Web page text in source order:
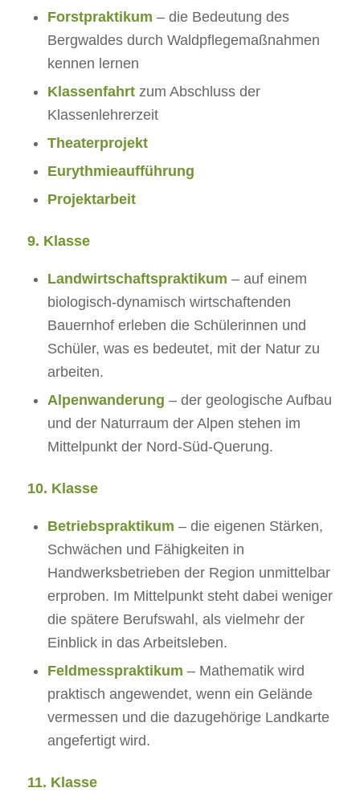
Forstpraktikum – die Bedeutung des
Bergwaldes durch Waldpflegemaßnahmen
kennen lernen
Klassenfahrtzum Abschluss der
Klassenlehrerzeit​
Theaterprojekt​
Eurythmieaufführung
Projektarbeit
9. Klasse
Landwirtschaftspraktikum – auf einem
biologisch-dynamisch wirtschaftenden
Bauernhof erleben die Schülerinnen und
Schüler, was es bedeutet, mit der Natur zu
arbeiten.
Alpenwanderung – der geologische Aufbau
und der Naturraum der Alpen stehen im
Mittelpunkt der Nord-Süd-Querung.
10. Klasse
Betriebspraktikum – die eigenen Stärken,
Schwächen und Fähigkeiten in
Handwerksbetrieben der Region unmittelbar
erproben. Im Mittelpunkt steht dabei weniger
die spätere Berufswahl, als vielmehr der
Einblick in das Arbeitsleben.
Feldmesspraktikum – Mathematik wird
praktisch angewendet, wenn ein Gelände
vermessen und die dazugehörige Landkarte
angefertigt wird.
11. Klasse